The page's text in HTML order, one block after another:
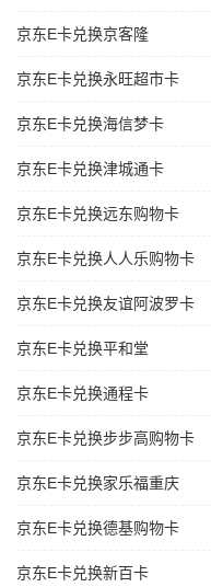
京东E卡兑换京客隆
京东E卡兑换永旺超市卡
京东E卡兑换海信梦卡
京东E卡兑换津城通卡
京东E卡兑换远东购物卡
京东E卡兑换人人乐购物卡
京东E卡兑换友谊阿波罗卡
京东E卡兑换平和堂
京东E卡兑换通程卡
京东E卡兑换步步高购物卡
京东E卡兑换家乐福重庆
京东E卡兑换德基购物卡
京东E卡兑换新百卡